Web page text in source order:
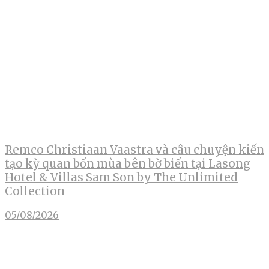
Remco Christiaan Vaastra và câu chuyện kiến
tạo kỳ quan bốn mùa bên bờ biển tại Lasong
Hotel & Villas Sam Son by The Unlimited
Collection
05/08/2026